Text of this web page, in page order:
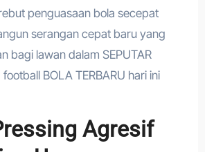
penguasaan bola secepat
serangan cepat baru yang
bagi lawan dalam SEPUTAR
football BOLA TERBARU hari ini
Agresif